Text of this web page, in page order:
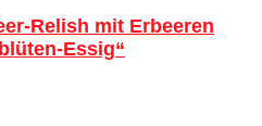
Relish mit Erbeeren
Essig“